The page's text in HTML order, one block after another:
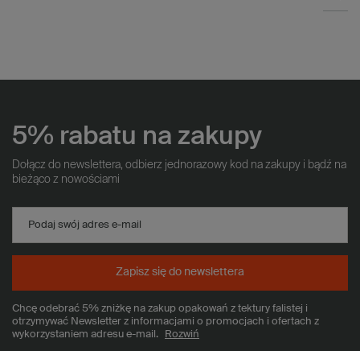
5% rabatu na zakupy
Dołącz do newslettera, odbierz jednorazowy kod na zakupy i bądź na
bieżąco z nowościami
Podaj swój adres e-mail
Chcę odebrać 5% zniżkę na zakup opakowań z tektury falistej i
otrzymywać Newsletter z informacjami o promocjach i ofertach z
wykorzystaniem adresu e-mail.
Rozwiń
Zapisz się do newslettera